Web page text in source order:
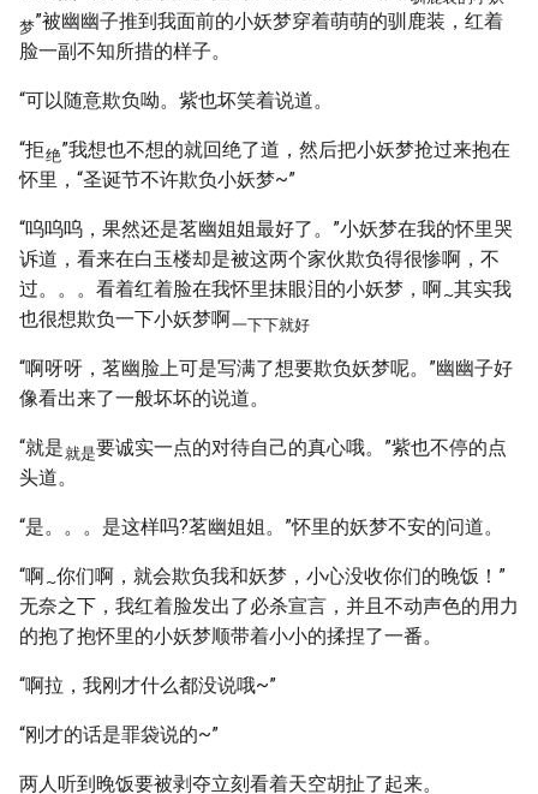
梦”被幽幽子推到我面前的小妖梦穿着萌萌的驯鹿装，红着
脸一副不知所措的样子。
“可以随意欺负呦。紫也坏笑着说道。
“拒绝”我想也不想的就回绝了道，然后把小妖梦抢过来抱在
怀里，“圣诞节不许欺负小妖梦~”
“呜呜呜，果然还是茗幽姐姐最好了。”小妖梦在我的怀里哭
诉道，看来在白玉楼却是被这两个家伙欺负得很惨啊，不
过。。。看着红着脸在我怀里抹眼泪的小妖梦，啊~其实我
也很想欺负一下小妖梦啊一下下就好
“啊呀呀，茗幽脸上可是写满了想要欺负妖梦呢。”幽幽子好
像看出来了一般坏坏的说道。
“就是就是要诚实一点的对待自己的真心哦。”紫也不停的点
头道。
“是。。。是这样吗?茗幽姐姐。”怀里的妖梦不安的问道。
“啊~你们啊，就会欺负我和妖梦，小心没收你们的晚饭！”
无奈之下，我红着脸发出了必杀宣言，并且不动声色的用力
的抱了抱怀里的小妖梦顺带着小小的揉捏了一番。
“啊拉，我刚才什么都没说哦~”
“刚才的话是罪袋说的~”
两人听到晚饭要被剥夺立刻看着天空胡扯了起来。